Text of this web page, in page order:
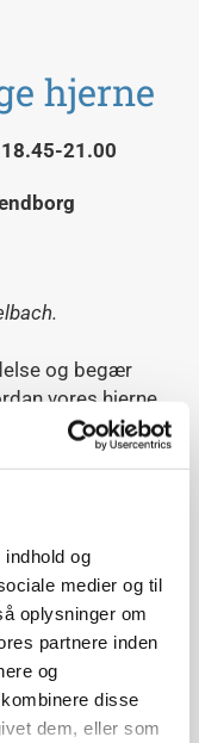
og
medier og til
oplysninger om
partnere inden
og
disse
dem, eller som
hjerne
21.00
og begær
vores hjerne
kan
verdens
definere vores
nydelse,
som
at musik
relationer.